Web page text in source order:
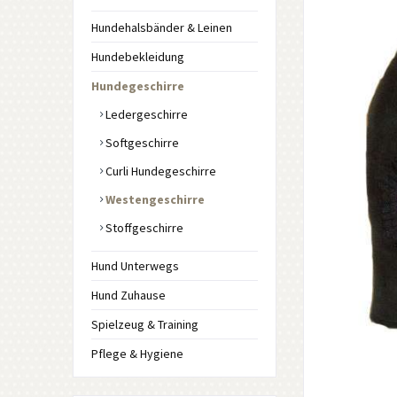
Hundehalsbänder & Leinen
Hundebekleidung
Hundegeschirre
Ledergeschirre
Softgeschirre
Curli Hundegeschirre
Westengeschirre
Stoffgeschirre
Hund Unterwegs
Hund Zuhause
Spielzeug & Training
Pflege & Hygiene